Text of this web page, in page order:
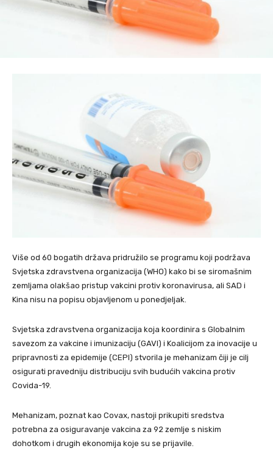
Više od 60 bogatih država pridružilo se programu koji podržava
Svjetska zdravstvena organizacija (WHO) kako bi se siromašnim
zemljama olakšao pristup vakcini protiv koronavirusa, ali SAD i
Kina nisu na popisu objavljenom u ponedjeljak.
Svjetska zdravstvena organizacija koja koordinira s Globalnim
savezom za vakcine i imunizaciju (GAVI) i Koalicijom za inovacije u
pripravnosti za epidemije (CEPI) stvorila je mehanizam čiji je cilj
osigurati pravedniju distribuciju svih budućih vakcina protiv
Covida-19.
Mehanizam, poznat kao Covax, nastoji prikupiti sredstva
potrebna za osiguravanje vakcina za 92 zemlje s niskim
dohotkom i drugih ekonomija koje su se prijavile.